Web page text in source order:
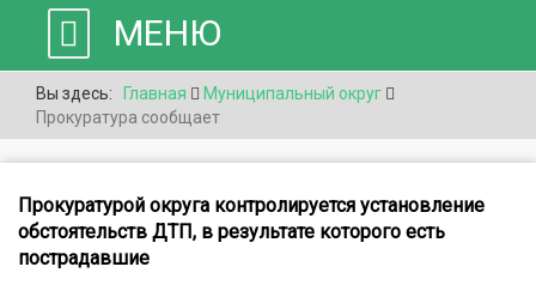
МЕНЮ
Вы здесь: Главная
Муниципальный округ
Прокуратура сообщает
Прокуратурой округа контролируется установление
обстоятельств ДТП, в результате которого есть
пострадавшие